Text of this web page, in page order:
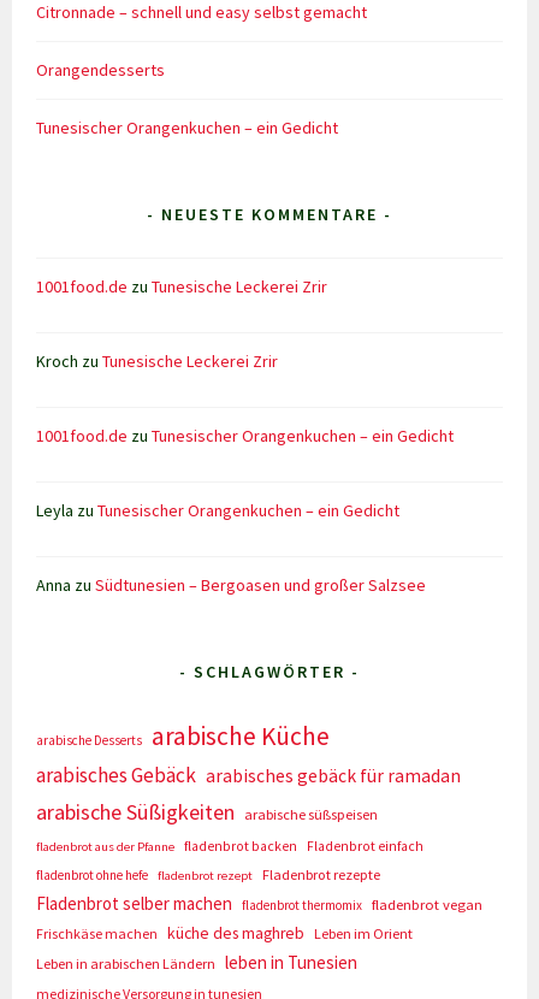
Citronnade – schnell und easy selbst gemacht
Orangendesserts
Tunesischer Orangenkuchen – ein Gedicht
- NEUESTE KOMMENTARE -
1001food.de zuTunesische Leckerei Zrir
Kroch zuTunesische Leckerei Zrir
1001food.de zuTunesischer Orangenkuchen – ein Gedicht
Leyla zuTunesischer Orangenkuchen – ein Gedicht
Anna zuSüdtunesien – Bergoasen und großer Salzsee
- SCHLAGWÖRTER -
arabische Desserts arabische Küche
arabisches Gebäck arabisches gebäck für ramadan
arabische Süßigkeiten arabische süßspeisen
fladenbrot aus der Pfanne fladenbrot backen
Fladenbrot einfach
fladenbrot ohne hefe
fladenbrot rezept Fladenbrot rezepte
Fladenbrot selber machen fladenbrot thermomix fladenbrot vegan
Frischkäse machen
küche des maghreb
Leben im Orient
Leben in arabischen Ländern
leben in Tunesien
medizinische Versorgung in tunesien